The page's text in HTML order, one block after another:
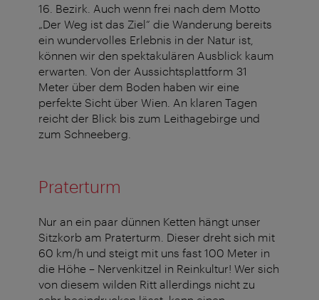
16. Bezirk. Auch wenn frei nach dem Motto
„Der Weg ist das Ziel“ die Wanderung bereits
ein wundervolles Erlebnis in der Natur ist,
können wir den spektakulären Ausblick kaum
erwarten. Von der Aussichtsplattform 31
Meter über dem Boden haben wir eine
perfekte Sicht über Wien. An klaren Tagen
reicht der Blick bis zum Leithagebirge und
zum Schneeberg.
Praterturm
Nur an ein paar dünnen Ketten hängt unser
Sitzkorb am Praterturm. Dieser dreht sich mit
60 km/h und steigt mit uns fast 100 Meter in
die Höhe – Nervenkitzel in Reinkultur! Wer sich
von diesem wilden Ritt allerdings nicht zu